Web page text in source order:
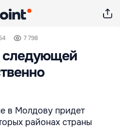
7 798
в Молдову придет
районах страны